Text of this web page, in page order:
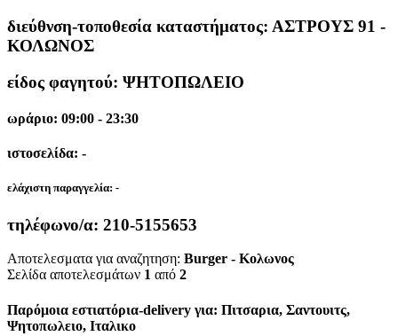
διεύθνση-τοποθεσία καταστήματος: ΑΣΤΡΟΥΣ 91 -
ΚΟΛΩΝΟΣ
είδος φαγητού: ΨΗΤΟΠΩΛΕΙΟ
ωράριο: 09:00 - 23:30
ιστοσελίδα: -
ελάχιστη παραγγελία: -
τηλέφωνο/α: 210-5155653
Αποτελεσματα για αναζητηση: Burger - Κολωνος
Σελίδα αποτελεσμάτων 1 από 2
Παρόμοια εστιατόρια-delivery για: Πιτσαρια, Σαντουιτς,
Ψητοπωλειο, Ιταλικο